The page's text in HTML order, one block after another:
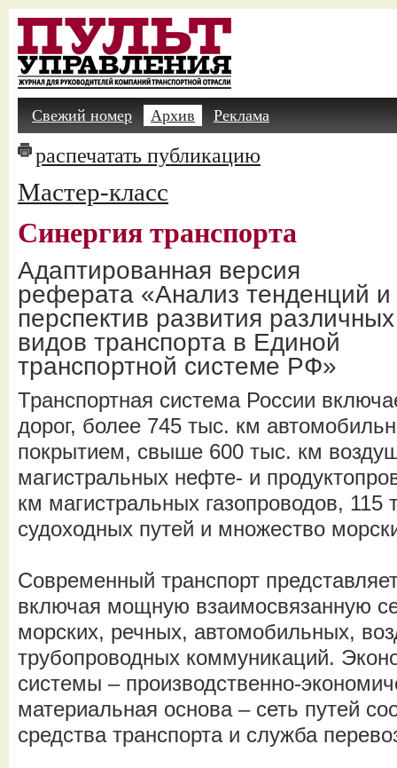
Свежий номер Архив Реклама
распечатать публикацию
Мастер-класс
Синергия транспорта
Адаптированная версия
реферата «Анализ тенденций и
перспектив развития различных
видов транспорта в Единой
транспортной системе РФ»
Транспортная система России
дорог, более 745 тыс. км
покрытием, свыше 600 тыс. км
магистральных нефте- и
км магистральных газопроводов, 115
судоходных путей и множество
Современный транспорт
включая мощную взаимосвязанную
морских, речных, автомобильных,
трубопроводных коммуникаций.
системы – производственно-
материальная основа – сеть путей
средства транспорта и служба